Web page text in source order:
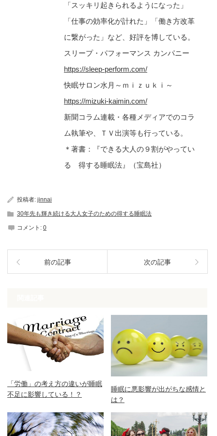
「スッキリ起きられるようになった」
「仕事の効率化が計れた」「働き方改革
に繋がった」など、好評を博している。
スリープ・パフォーマンス カンパニー
https://sleep-perform.com/
快眠サロン水月～ｍｉｚｕｋｉ～
https://mizuki-kaimin.com/
新聞コラム連載・各種メディアでのコラ
ム執筆や、ＴＶ出演等も行っている。
＊著書：『できる大人の９割がやってい
る 得する睡眠法』（宝島社）
投稿者: jinnai
30年先も輝き続ける大人女子のための得する睡眠法
コメント: 0
前の記事 次の記事
「労働」の考え方の違いが睡眠
不足に影響している！？
睡眠に悪影響が出がちな感情と
は？